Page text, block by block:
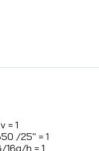
= 1
/25" = 1
h = 1